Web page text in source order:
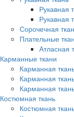
Рукавная
Рукавная
Сорочечная
Плательные
Атласная
Карманные ткани
Карманная
Карманная
Карманная
Костюмная ткань
Костюмная